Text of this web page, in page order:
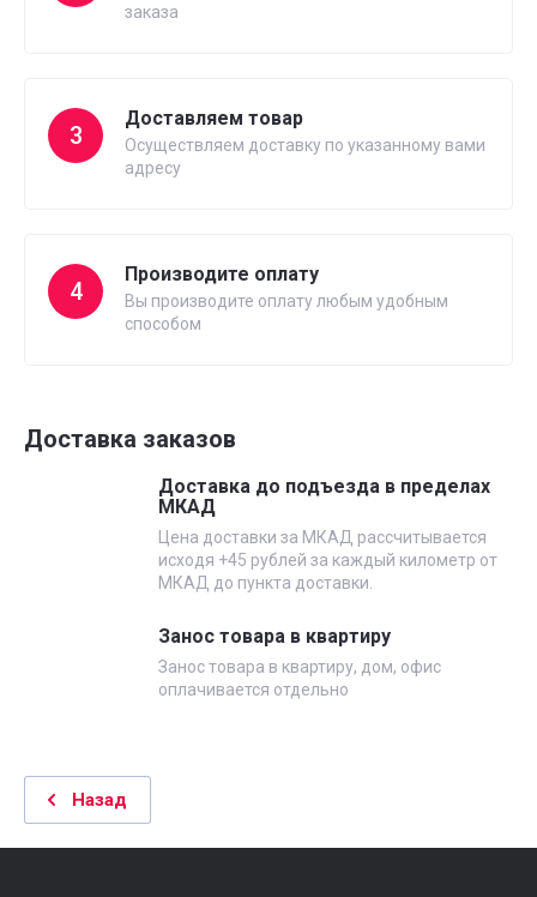
заказа
3
Доставляем товар
Осуществляем доставку по указанному вами
адресу
4
Производите оплату
Вы производите оплату любым удобным
способом
Доставка заказов
Доставка до подъезда в пределах
МКАД
Цена доставки за МКАД рассчитывается
исходя +45 рублей за каждый километр от
МКАД до пункта доставки.
Занос товара в квартиру
Занос товара в квартиру, дом, офис
оплачивается отдельно
Назад